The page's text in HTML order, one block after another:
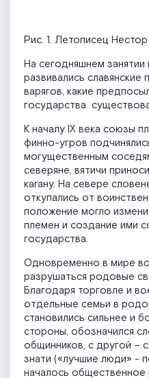
Рис. 1. Летописец Нестор
На сегодняшнем занятии
развивались славянские
варягов, какие
государства
К началу IX века союзы
финно-угров
могущественным
северяне, вятичи
кагану. На севере
откупались от
положение могло
племен и создание ими
государства.
Одновременно в мире
разрушаться родовые
Благодаря торговле и
отдельные семьи в
становились сильнее и
стороны, обозначился
общинников, с другой –
знати («лучшие люди» -
началось общественное